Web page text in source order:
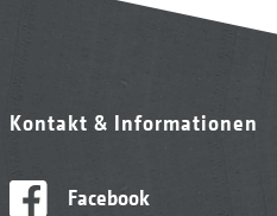
Kontakt & Informationen
Facebook